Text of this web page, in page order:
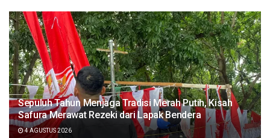
Sepuluh Tahun Menjaga Tradisi Merah Putih, Kisah
Safura Merawat Rezeki dari Lapak Bendera
4 AGUSTUS 2026